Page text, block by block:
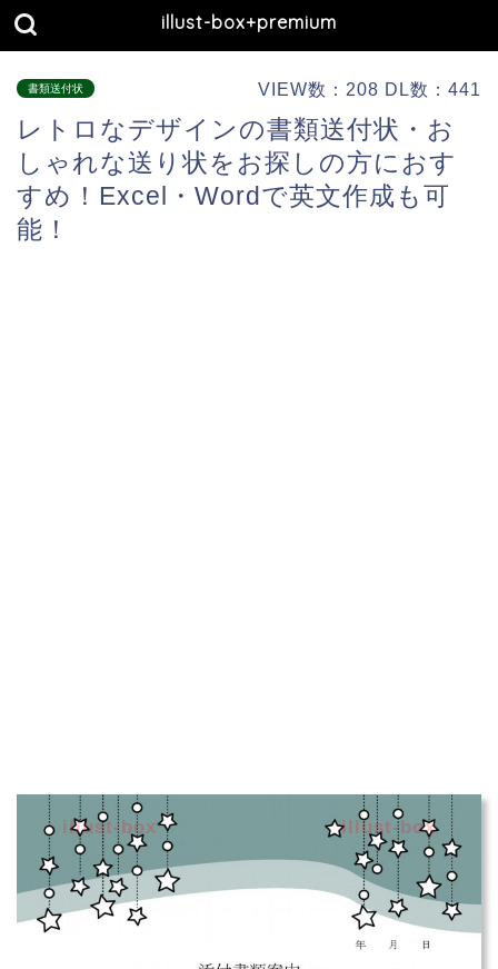
illust-box+premium
書類送付状 VIEW数：208 DL数：441
レトロなデザインの書類送付状・お
しゃれな送り状をお探しの方におす
すめ！Excel・Wordで英文作成も可
能！
illust-box illust-box